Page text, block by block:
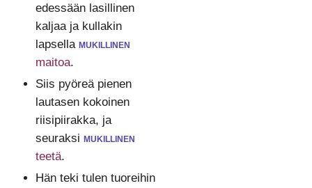
edessään lasillinen
kaljaa ja kullakin
lapsella mukillinen
maitoa.
Siis pyöreä pienen
lautasen kokoinen
riisipiirakka, ja
seuraksi mukillinen
teetä.
Hän teki tulen tuoreihin